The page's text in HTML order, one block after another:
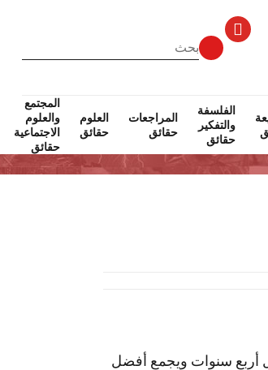
الفلسفة
والتفكير
حقائق
المراجعات
حقائق
العلوم
حقائق
المجتمع
والعلوم
الاجتماعية
حقائق
أربع سنوات ويجمع أفضل